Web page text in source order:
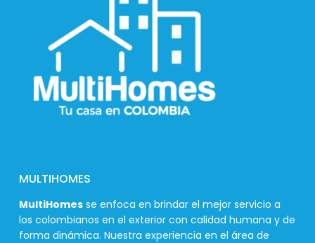
MULTIHOMES
MultiHomes se enfoca en brindar el mejor servicio a
los colombianos en el exterior con calidad humana y de
forma dinámica. Nuestra experiencia en el área de